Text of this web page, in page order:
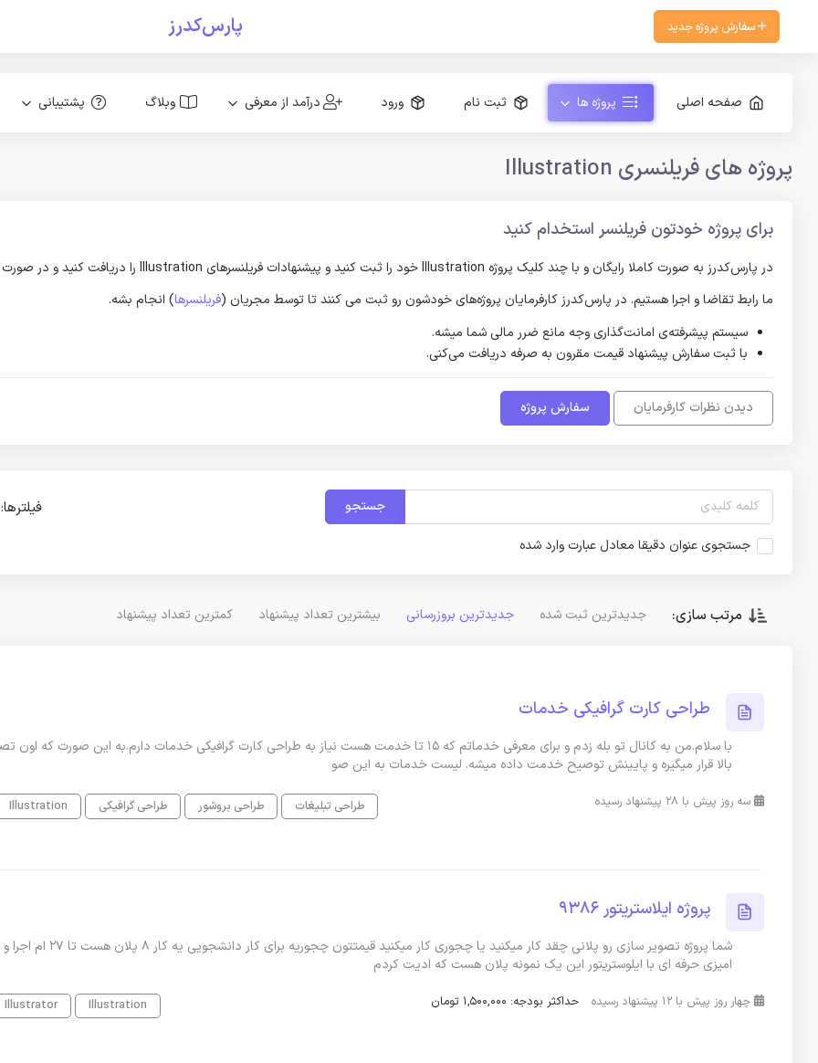
پارس‌کدرز سفارش پروژه جدید
صفحه اصلی پروژه ها ثبت نام ورود درآمد از معرفی وبلاگ پشتیبانی
پروژه های فریلنسری Illustration
برای پروژه خودتون فریلنسر استخدام کنید
در پارس‌کدرز به صورت کاملا رایگان و با چند کلیک پروژه Illustration خود را ثبت کنید و پیشنهادات فریلنسر‌های Illustration را دریافت کنید و در صورت رضایت از حاصل کار، پرداخت را انجام دهید.
ما رابط تقاضا و اجرا هستیم. در پارس‌کدرز کارفرمایان پروژه‌های خودشون رو ثبت می کنند تا توسط مجریان (فریلنسرها) انجام بشه.
سیستم پیشرفته‌ی امانت‌گذاری وجه مانع ضرر مالی شما میشه.
با ثبت سفارش پیشنهاد قیمت مقرون به صرفه دریافت می‌کنی.
دیدن نظرات کارفرمایان سفارش پروژه
جستجو
جستجوی عنوان دقیقا معادل عبارت وارد شده
فیلترها:
مرتب سازی: جدیدترین ثبت شده جدیدترین بروزرسانی بیشترین تعداد پیشنهاد کمترین تعداد پیشنهاد
طراحی کارت گرافیکی خدمات
با سلام.من به کانال تو بله زدم و برای معرفی خدماتم که 15 تا خدمت هست نیاز به طراحی کارت گرافیکی خدمات دارم.به این صورت که اون
بالا قرار میگیره و پایینش توصیح خدمت داده میشه. لیست خدمات به این صو
سه روز پیش با 28 پیشنهاد رسیده طراحی تبلیغات طراحی بروشور طراحی گرافیکی Illustration
پروژه ایلاستریتور 9386
شما پروژه تصویر سازی رو پلانی چقد کار میکنید یا چجوری کار میکنید قیمتتون چجوریه برای
امیزی حرفه ای با ایلوستریتور این یک نمونه پلان هست که ادیت کردم
چهار روز پیش با 12 پیشنهاد رسیده حداکثر بودجه: 1,500,000 تومان Illustration
Illustrator